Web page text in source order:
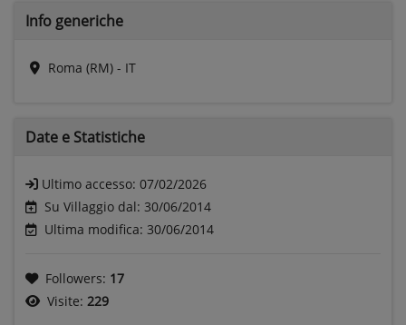
Info generiche
Roma (RM) - IT
Date e Statistiche
Ultimo accesso: 07/02/2026
Su Villaggio dal: 30/06/2014
Ultima modifica: 30/06/2014
Followers: 17
Visite: 229